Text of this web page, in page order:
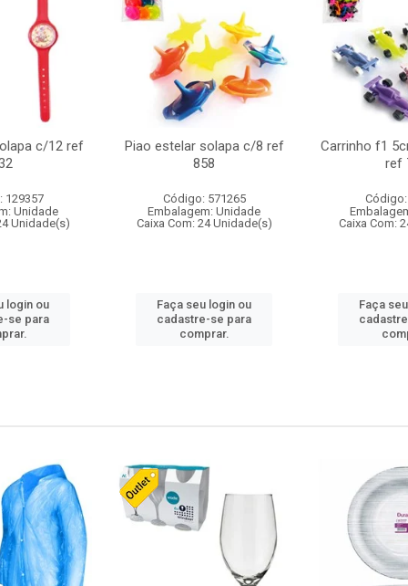
c/12 ref
129357
Unidade
Unidade(s)
login ou
se para
Piao estelar solapa c/8 ref
858
Código: 571265
Embalagem: Unidade
Caixa Com: 24 Unidade(s)
Faça seu login ou
cadastre-se para
comprar.
Carrinho f1
ref
Caixa Com:
Faça